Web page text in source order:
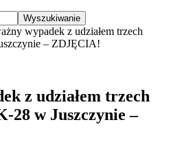
wypadek z udziałem trzech
– ZDJĘCIA!
z udziałem trzech
28 w Juszczynie –